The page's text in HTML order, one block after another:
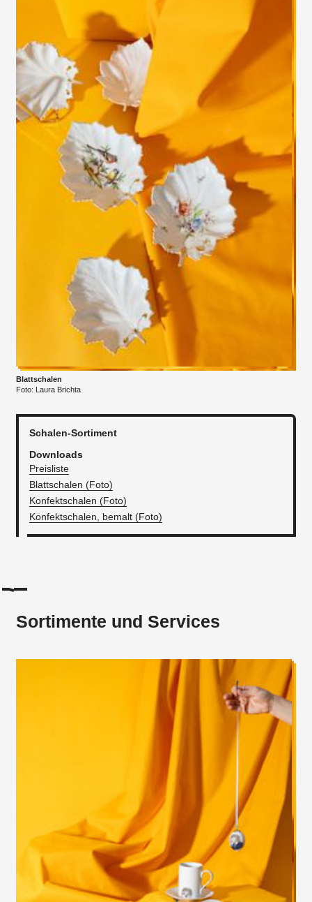
Blattschalen
Foto: Laura Brichta
Schalen-Sortiment
Downloads
Preisliste
Blattschalen (Foto)
Konfektschalen (Foto)
Konfektschalen, bemalt (Foto)
Sortimente und Services